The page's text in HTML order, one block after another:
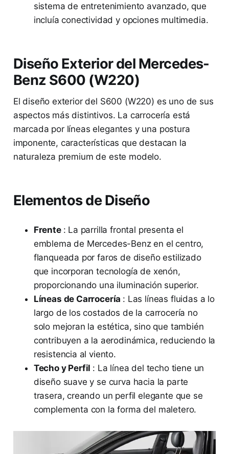
sistema de entretenimiento avanzado, que
incluía conectividad y opciones multimedia.
Diseño Exterior del Mercedes-
Benz S600 (W220)
El diseño exterior del S600 (W220) es uno de sus
aspectos más distintivos. La carrocería está
marcada por líneas elegantes y una postura
imponente, características que destacan la
naturaleza premium de este modelo.
Elementos de Diseño
Frente : La parrilla frontal presenta el
emblema de Mercedes-Benz en el centro,
flanqueada por faros de diseño estilizado
que incorporan tecnología de xenón,
proporcionando una iluminación superior.
Líneas de Carrocería : Las líneas fluidas a lo
largo de los costados de la carrocería no
solo mejoran la estética, sino que también
contribuyen a la aerodinámica, reduciendo la
resistencia al viento.
Techo y Perfil : La línea del techo tiene un
diseño suave y se curva hacia la parte
trasera, creando un perfil elegante que se
complementa con la forma del maletero.